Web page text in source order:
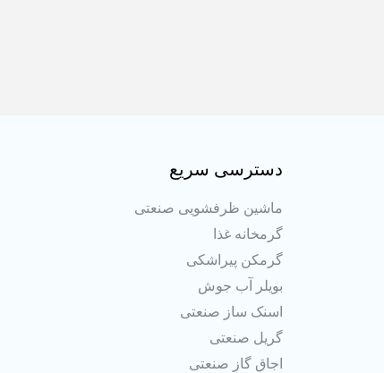
دسترسی سریع
ماشین ظرفشویی صنعتی
گرمخانه غذا
گرمکن پیراشکی
بویلر آب جوش
اسنک ساز صنعتی
گریل صنعتی
اجاق گاز صنعتی